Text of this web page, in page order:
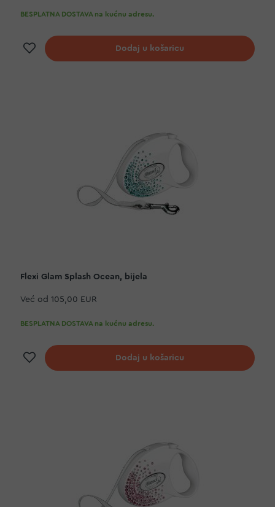
BESPLATNA DOSTAVA na kućnu adresu.
Dodaj na listu želja
Dodaj u košaricu
Flexi Glam Splash Ocean, bijela
Već od 105,00 EUR
BESPLATNA DOSTAVA na kućnu adresu.
Dodaj na listu želja
Dodaj u košaricu